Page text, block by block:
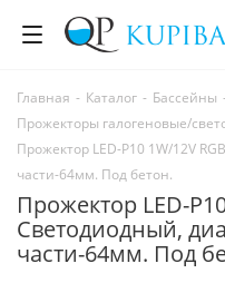
Главная - Каталог - Бассейны
Прожекторы галогеновые/
Прожектор LED-P10 1W/12V
части-64мм. Под бетон.
Прожектор LED-
Светодиодный,
части-64мм. Под